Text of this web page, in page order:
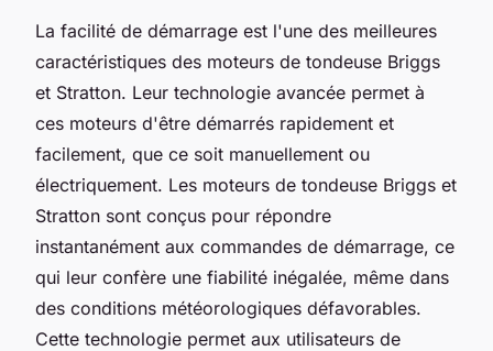
La facilité de démarrage est l'une des meilleures
caractéristiques des moteurs de tondeuse Briggs
et Stratton. Leur technologie avancée permet à
ces moteurs d'être démarrés rapidement et
facilement, que ce soit manuellement ou
électriquement. Les moteurs de tondeuse Briggs et
Stratton sont conçus pour répondre
instantanément aux commandes de démarrage, ce
qui leur confère une fiabilité inégalée, même dans
des conditions météorologiques défavorables.
Cette technologie permet aux utilisateurs de